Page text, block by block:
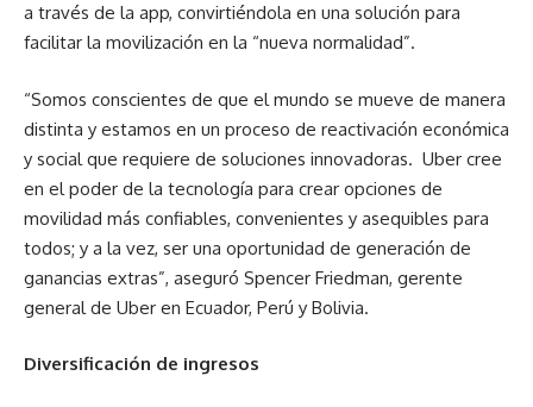
a través de la app, convirtiéndola en una solución para
facilitar la movilización en la “nueva normalidad”.
“Somos conscientes de que el mundo se mueve de manera
distinta y estamos en un proceso de reactivación económica
y social que requiere de soluciones innovadoras. Uber cree
en el poder de la tecnología para crear opciones de
movilidad más confiables, convenientes y asequibles para
todos; y a la vez, ser una oportunidad de generación de
ganancias extras”, aseguró Spencer Friedman, gerente
general de Uber en Ecuador, Perú y Bolivia.
Diversificación de ingresos